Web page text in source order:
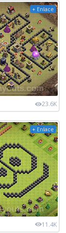
+ Enlace
23.6K
+ Enlace
11.4K